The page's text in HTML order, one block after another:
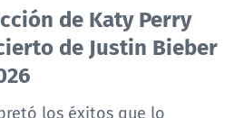
CHILE de Katy Perry
de Justin Bieber
los éxitos que lo